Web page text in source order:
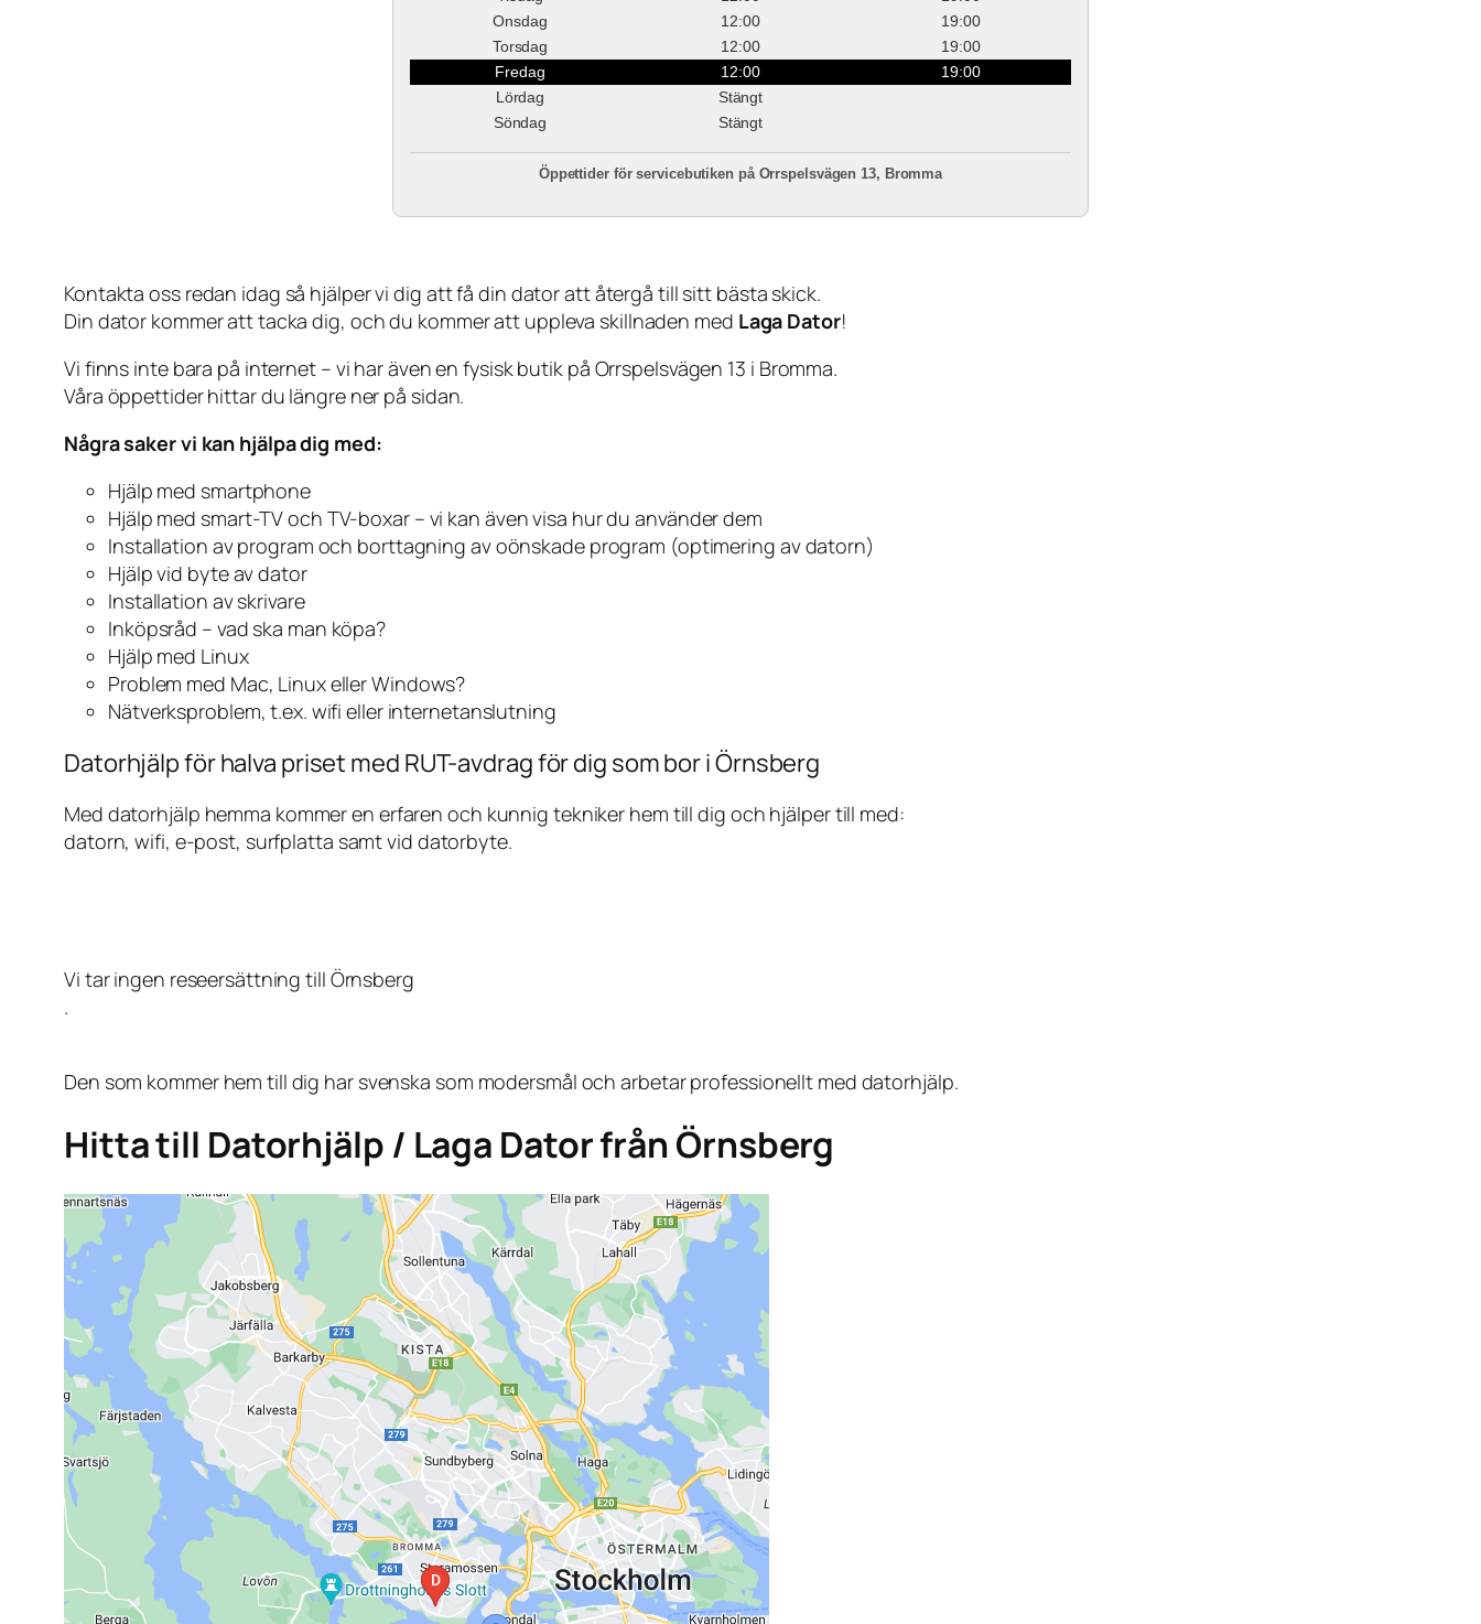
Onsdag
12:00
19:00
Torsdag
12:00
19:00
Fredag
12:00
19:00
Lördag
Stängt
Söndag
Stängt
Öppettider för servicebutiken på Orrspelsvägen 13, Bromma
Kontakta oss redan idag så hjälper vi dig att få din dator att återgå till sitt bästa skick.
Din dator kommer att tacka dig, och du kommer att uppleva skillnaden med Laga Dator!
Vi finns inte bara på internet – vi har även en fysisk butik på Orrspelsvägen 13 i Bromma.
Våra öppettider hittar du längre ner på sidan.
Några saker vi kan hjälpa dig med:
Hjälp med smartphone
Hjälp med smart-TV och TV-boxar – vi kan även visa hur du använder dem
Installation av program och borttagning av oönskade program (optimering av datorn)
Hjälp vid byte av dator
Installation av skrivare
Inköpsråd – vad ska man köpa?
Hjälp med Linux
Problem med Mac, Linux eller Windows?
Nätverksproblem, t.ex. wifi eller internetanslutning
Datorhjälp för halva priset med RUT-avdrag för dig som bor i Örnsberg
Med datorhjälp hemma kommer en erfaren och kunnig tekniker hem till dig och hjälper till med:
datorn, wifi, e-post, surfplatta samt vid datorbyte.
Vi tar ingen reseersättning till Örnsberg
.
Den som kommer hem till dig har svenska som modersmål och arbetar professionellt med datorhjälp.
Hitta till Datorhjälp / Laga Dator från Örnsberg